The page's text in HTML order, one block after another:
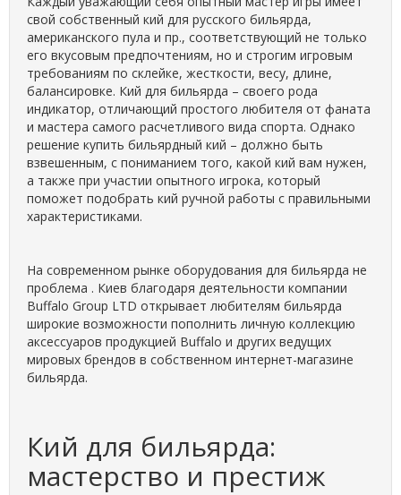
свой собственный кий для русского бильярда,
американского пула и пр., соответствующий не только
его вкусовым предпочтениям, но и строгим игровым
требованиям по склейке, жесткости, весу, длине,
балансировке. Кий для бильярда – своего рода
индикатор, отличающий простого любителя от фаната
и мастера самого расчетливого вида спорта. Однако
решение купить бильярдный кий – должно быть
взвешенным, с пониманием того, какой кий вам нужен,
а также при участии опытного игрока, который
поможет подобрать кий ручной работы с правильными
характеристиками.
На современном рынке оборудования для бильярда не
проблема . Киев благодаря деятельности компании
Buffalo Group LTD открывает любителям бильярда
широкие возможности пополнить личную коллекцию
аксессуаров продукцией Buffalo и других ведущих
мировых брендов в собственном интернет-магазине
бильярда.
Кий для бильярда:
мастерство и престиж